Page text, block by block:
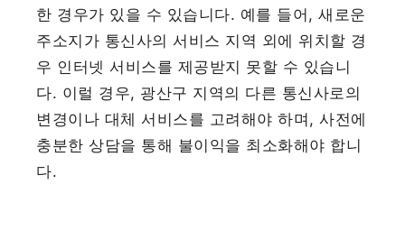
한 경우가 있을 수 있습니다. 예를 들어, 새로운
주소지가 통신사의 서비스 지역 외에 위치할 경
우 인터넷 서비스를 제공받지 못할 수 있습니
다. 이럴 경우, 광산구 지역의 다른 통신사로의
변경이나 대체 서비스를 고려해야 하며, 사전에
충분한 상담을 통해 불이익을 최소화해야 합니
다.